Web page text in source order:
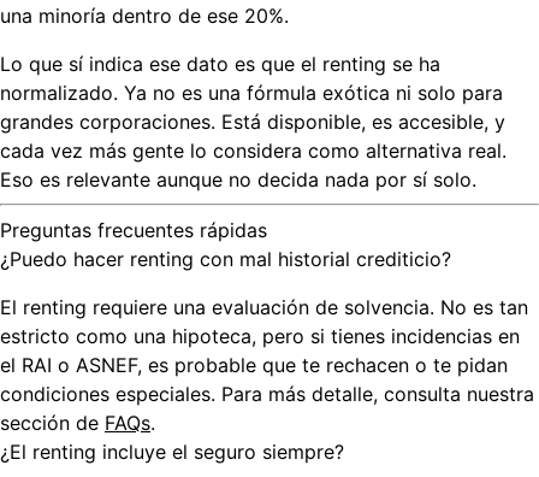
una minoría dentro de ese 20%.
Lo que sí indica ese dato es que el renting se ha
normalizado. Ya no es una fórmula exótica ni solo para
grandes corporaciones. Está disponible, es accesible, y
cada vez más gente lo considera como alternativa real.
Eso es relevante aunque no decida nada por sí solo.
Preguntas frecuentes rápidas
¿Puedo hacer renting con mal historial crediticio?
El renting requiere una evaluación de solvencia. No es tan
estricto como una hipoteca, pero si tienes incidencias en
el RAI o ASNEF, es probable que te rechacen o te pidan
condiciones especiales. Para más detalle, consulta nuestra
sección de FAQs.
¿El renting incluye el seguro siempre?